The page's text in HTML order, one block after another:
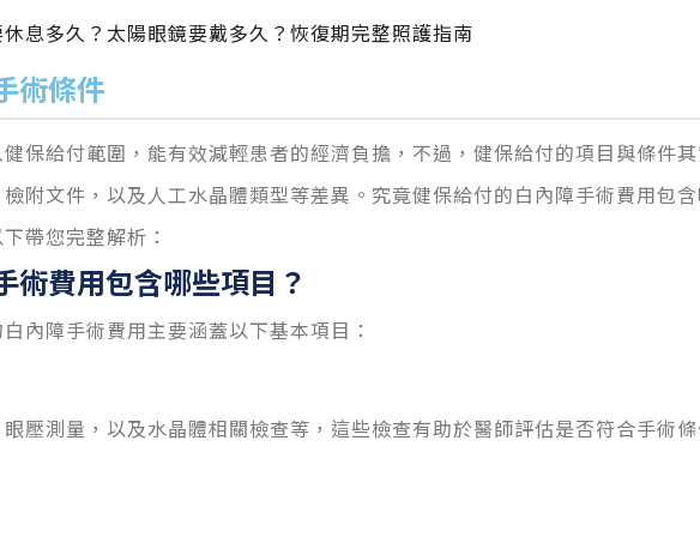
息多久？太陽眼鏡要戴多久？恢復期完整照護指南
術條件
保給付範圍，能有效減輕患者的經濟負擔 ，不過，健保給付的項目與條件
附文件，以及人工水晶體類型等差異。究竟健保給付的白內障手術費用包
帶您完整解析：
術費用包含哪些項目？
內障手術費用主要涵蓋以下基本項目：
壓測量，以及水晶體相關檢查等，這些檢查有助於醫師評估是否符合手術條